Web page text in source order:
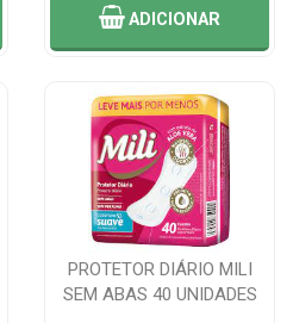
ADICIONAR
PROTETOR DIÁRIO MILI
SEM ABAS 40 UNIDADES